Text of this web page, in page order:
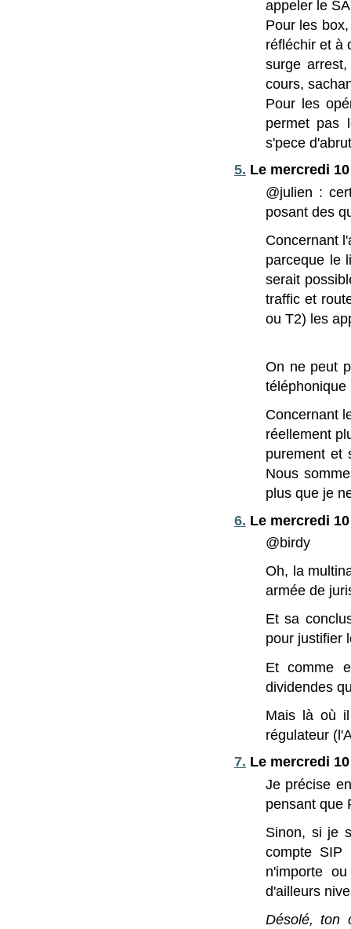
appeler le
Pour les
réfléchir et à
surge
cours,
Pour les
permet pas
s'pece
5. Le mercredi
@julien :
posant des
Concernant
parceque le
serait
traffic et
ou T2) les
On ne peut
téléphonique
Concernant
réellement
purement et
Nous
plus que je
6. Le mercredi
@birdy
Oh, la
armée de
Et sa
pour justifier
Et comme
dividendes
Mais là où
régulateur
7. Le mercredi
Je précise
pensant que
Sinon, si je
compte
n'importe
d'ailleurs
Désolé, ton